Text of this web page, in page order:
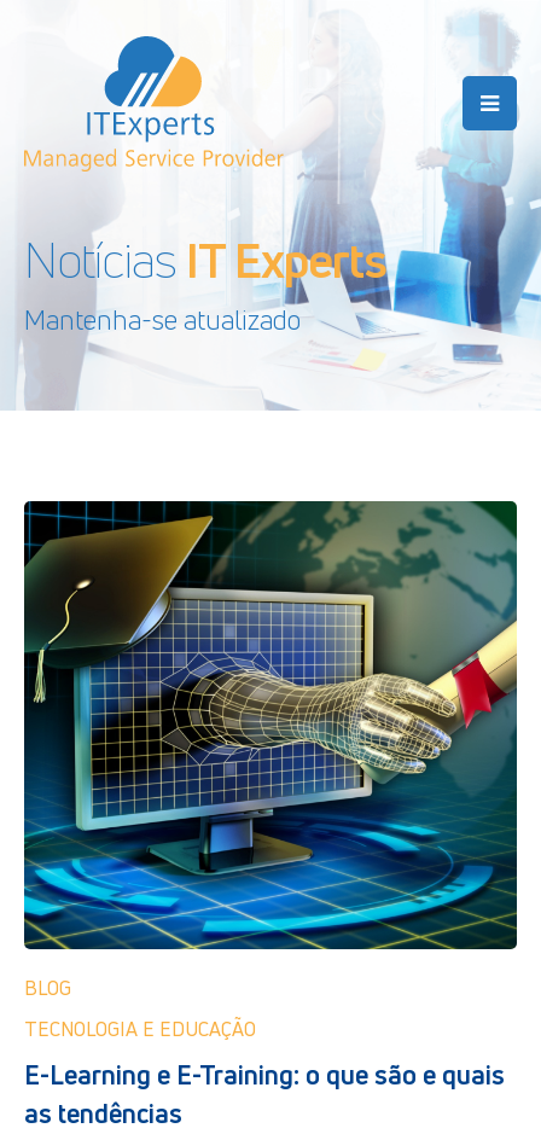
Notícias IT Experts
Mantenha-se atualizado
BLOG
TECNOLOGIA E EDUCAÇÃO
E-Learning e E-Training: o que são e quais
as tendências